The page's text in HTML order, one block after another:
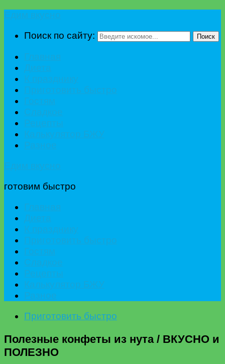
Поиск по сайту:
Поиск
готовим быстро
Приготовить быстро
Полезные конфеты из нута / ВКУСНО и
ПОЛЕЗНО